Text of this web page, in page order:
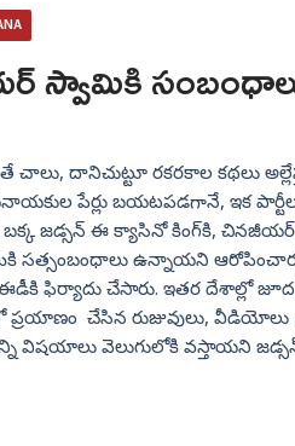
దానిచుట్టూ రకరకాల కథలు
పేర్లు బయటపడగానే, ఇక
జడ్సన్ ఈ క్యాసినో కింగ్‌కి, చినజీయర్‌
సత్సంబంధాలు ఉన్నాయని
ఫిర్యాదు చేసారు. ఇతర దేశాల్లో
చేసిన రుజువులు,
వెలుగులోకి వస్తాయని జడ్సన్